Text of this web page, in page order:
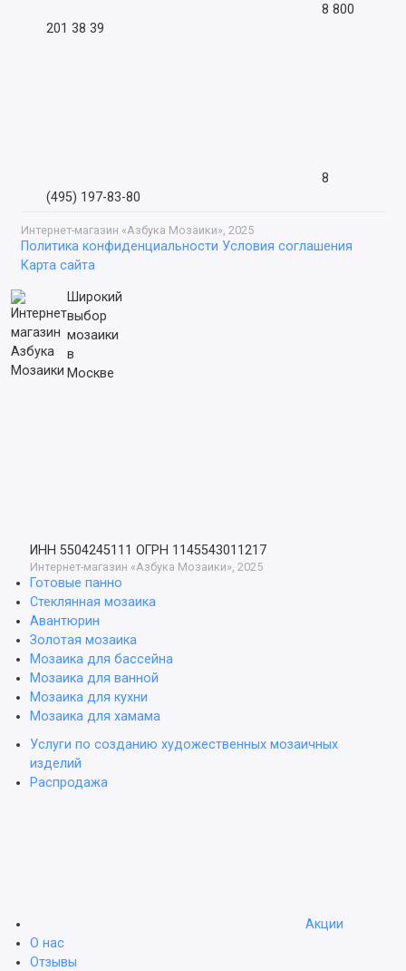
8 800
201 38 39
8
(495) 197-83-80
Интернет-магазин «Азбука Мозаики», 2025
Политика конфиденциальности Условия соглашения
Карта сайта
Широкий
выбор
мозаики
в
Москве
ИНН 5504245111 ОГРН 1145543011217
Интернет-магазин «Азбука Мозаики», 2025
Готовые панно
Стеклянная мозаика
Авантюрин
Золотая мозаика
Мозаика для бассейна
Мозаика для ванной
Мозаика для кухни
Мозаика для хамама
Услуги по созданию художественных мозаичных
изделий
Распродажа
Акции
О нас
Отзывы